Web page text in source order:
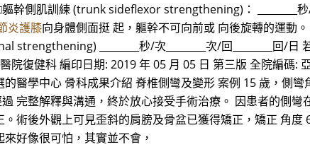
側肌訓練 (trunk sideflexor strengthening)： ________秒/
炎護膝向身體側面挺 起，軀幹不可向前或 向後旋轉的運動
strengthening) ________秒/次________次/回________回
院復健科 編印日期: 2019 年 05 月 05 日 第三版 全院編碼:
醫學中心 骨科成果介紹 脊椎側彎及變形 案例 15 歲，側
完整解釋與溝通，終於放心接受手術治療。 因患者的側彎
術後外觀上可見歪斜的肩膀及骨盆已獲得矯正，矯正 角
好像很可怕，其實並不會，